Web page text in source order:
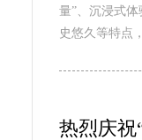
量”、沉浸式
史悠久等特点
热烈庆